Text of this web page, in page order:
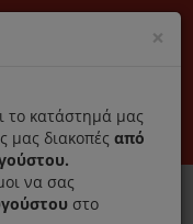
Εταιρεία Επικοινωνία
×
το κατάστημά μας
μας διακοπές από
να σας
στο